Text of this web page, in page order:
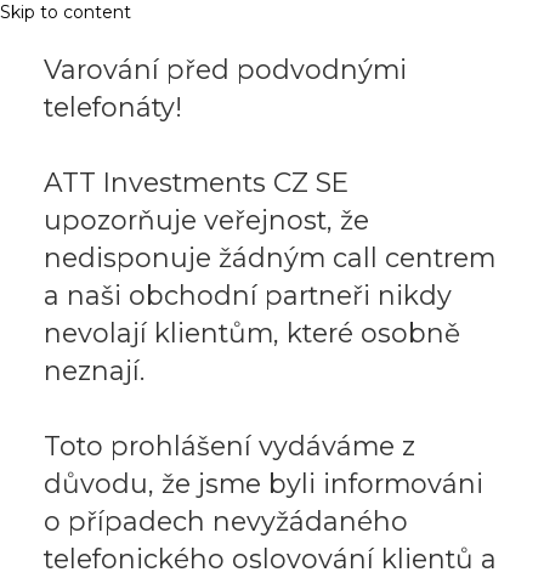
Skip to content
Varování před podvodnými
telefonáty!
ATT Investments CZ SE
upozorňuje veřejnost, že
nedisponuje žádným call centrem
a naši obchodní partneři nikdy
nevolají klientům, které osobně
neznají.
Toto prohlášení vydáváme z
důvodu, že jsme byli informováni
o případech nevyžádaného
telefonického oslovování klientů a